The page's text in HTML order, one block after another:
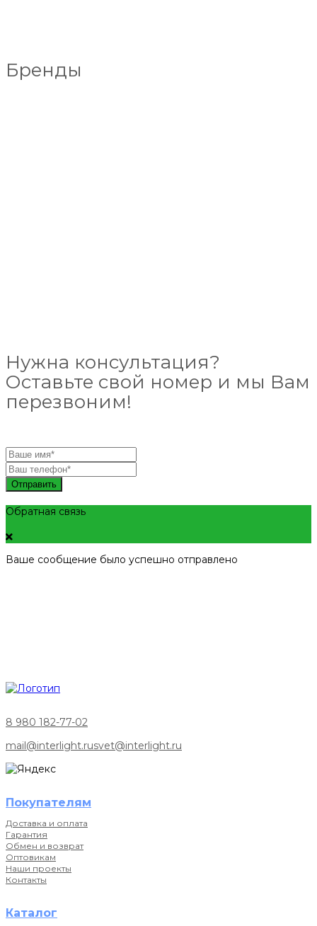
Бренды
Нужна консультация?
Оставьте свой номер и мы Вам
перезвоним!
Отправить
Обратная связь
Ваше сообщение было успешно отправлено
8 980 182-77-02
mail@interlight.rusvet@interlight.ru
Покупателям
Доставка и оплата
Гарантия
Обмен и возврат
Оптовикам
Наши проекты
Контакты
Каталог